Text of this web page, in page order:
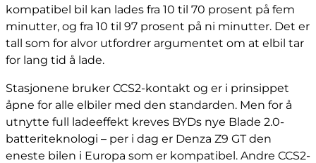
kompatibel bil kan lades fra 10 til 70 prosent på fem
minutter, og fra 10 til 97 prosent på ni minutter. Det er
tall som for alvor utfordrer argumentet om at elbil tar
for lang tid å lade.
Stasjonene bruker CCS2-kontakt og er i prinsippet
åpne for alle elbiler med den standarden. Men for å
utnytte full ladeeffekt kreves BYDs nye Blade 2.0-
batteriteknologi – per i dag er Denza Z9 GT den
eneste bilen i Europa som er kompatibel. Andre CCS2-